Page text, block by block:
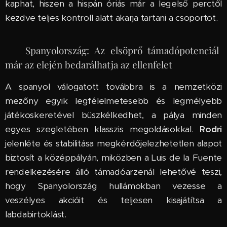
kaphat, hiszen a hispán óriás már a legelső perctől
kezdve teljes kontroll alatt akarja tartani a csoportot.
🇪🇸 Spanyolország: Az elsöprő támadópotenciál
már az elején bedarálhatja az ellenfelet
A spanyol válogatott továbbra is a nemzetközi
mezőny egyik legfélelmetesebb és legmélyebb
játékoskeretével büszkélkedhet, a pálya minden
egyes szegletében klasszis megoldásokkal. Rodri
jelenléte és stabilitása megkérdőjelezhetetlen alapot
biztosít a középpályán, miközben a Luis de la Fuente
rendelkezésére álló támadóarzenál lehetővé teszi,
hogy Spanyolország hullámokban vezesse a
veszélyes akcióit és teljesen kisajátítsa a
labdabirtoklást.